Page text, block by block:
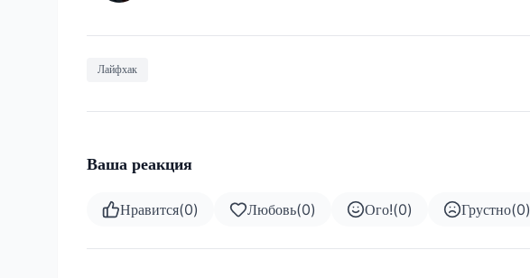
Лайфхак
Ваша реакция
Нравится(0) Любовь(0) Ого!(0) Грустно(0)